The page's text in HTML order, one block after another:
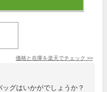
価格と在庫を楽天でチェック >>
グはいかがでしょうか？